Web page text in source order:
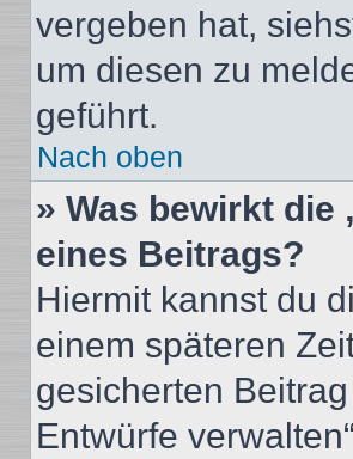
vergeben hat,
um diesen zu
geführt.
Nach oben
» Was bewirkt die
eines Beitrags?
Hiermit kannst du
einem späteren
gesicherten
Entwürfe